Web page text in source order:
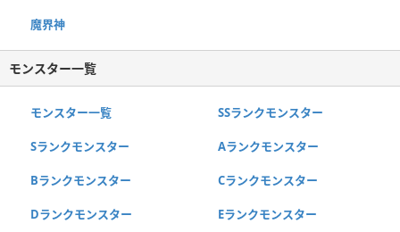
魔界神
モンスター一覧
モンスター一覧 SSランクモンスター
Sランクモンスター Aランクモンスター
Bランクモンスター Cランクモンスター
Dランクモンスター Eランクモンスター